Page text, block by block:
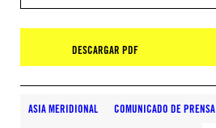
DESCARGAR PDF
ASIA MERIDIONAL COMUNICADO DE PRENSA